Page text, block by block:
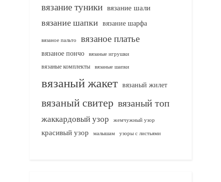
вязание туники вязание шали
вязание шапки вязание шарфа
вязаное пальто вязаное платье
вязаное пончо вязаные игрушки
вязаные комплекты
вязаные шапки
вязаный жакет вязаный жилет
вязаный свитер вязаный топ
жаккардовый узор жемчужный узор
красивый узор малышам узоры с листьями